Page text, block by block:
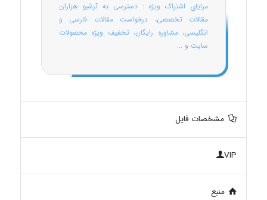
مزایای اشتراک ویژه : دسترسی به آرشیو هزاران
مقالات تخصصی، درخواست مقالات فارسی و
انگلیسی، مشاوره رایگان، تخفیف ویژه محصولات
سایت و ...
مشخصات فایل
VIP
منبع